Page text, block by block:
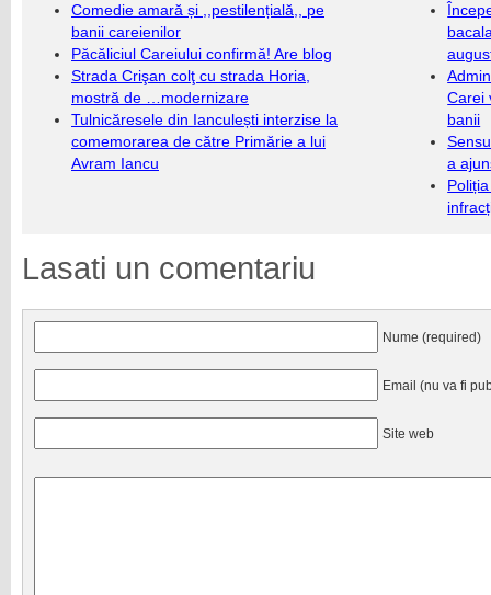
Comedie amară și ,,pestilențială,, pe
banii careienilor
Păcăliciul Careiului confirmă! Are blog
Strada Crişan colţ cu strada Horia,
mostră de …modernizare
Tulnicăresele din Ianculești interzise la
comemorarea de către Primărie a lui
Avram Iancu
Carei
banii
a
Lasati un comentariu
Nume (required)
Email (nu va fi
Site web